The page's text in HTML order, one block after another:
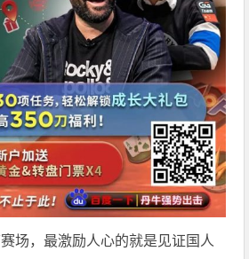
场，最激励人心的就是见证国人